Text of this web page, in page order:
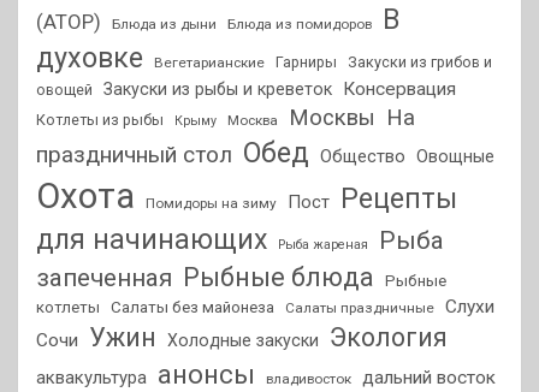
(АТОР)
Блюда из дыни Блюда из помидоров
В
духовке
Вегетарианские Гарниры
Закуски из грибов и
овощей
Закуски из рыбы и креветок Консервация
Котлеты из рыбы Крыму Москва Москвы На
праздничный стол Обед Общество Овощные
Охота Помидоры на зиму Пост
Рецепты
для начинающих
Рыба жареная
Рыба
запеченная Рыбные блюда
Рыбные
котлеты
Салаты без майонеза Салаты праздничные
Слухи
Сочи
Ужин Холодные закуски Экология
аквакультура анонсы владивосток дальний восток